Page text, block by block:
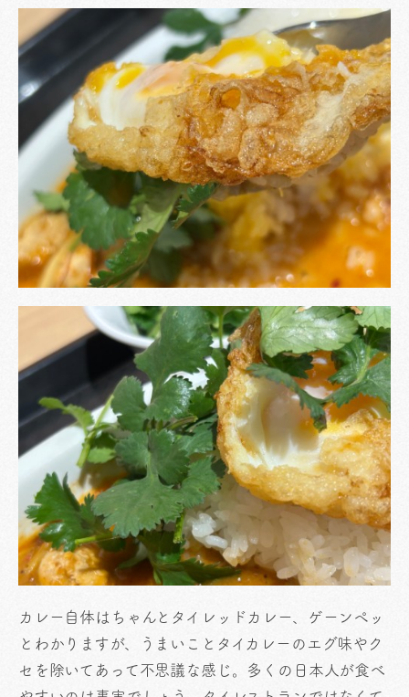
カレー自体はちゃんとタイレッドカレー、ゲーンペッ
とわかりますが、うまいことタイカレーのエグ味やク
セを除いてあって不思議な感じ。多くの日本人が食べ